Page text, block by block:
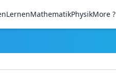
MathematikPhysikMore ?